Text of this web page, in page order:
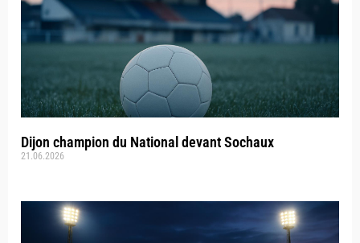
Dijon champion du National devant Sochaux
21.06.2026